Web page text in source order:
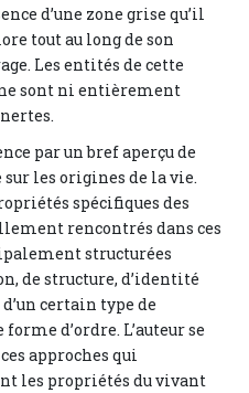
d’une zone grise qu’il
tout au long de son
Les entités de cette
sont ni entièrement
par un bref aperçu de
sur les origines de la vie.
spécifiques des
rencontrés dans ces
structurées
de structure, d’identité
certain type de
d’ordre. L’auteur se
approches qui
les propriétés du vivant